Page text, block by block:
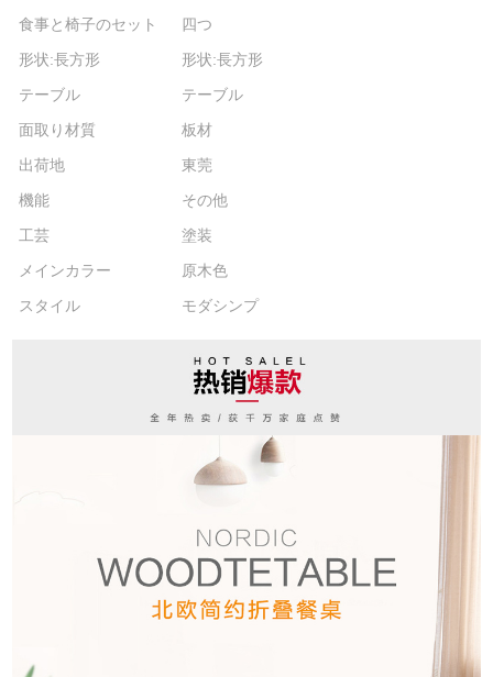
食事と椅子のセット
四つ
形状:長方形
形状:長方形
テーブル
テーブル
面取り材質
板材
出荷地
東莞
機能
その他
工芸
塗装
メインカラー
原木色
スタイル
モダシンプ